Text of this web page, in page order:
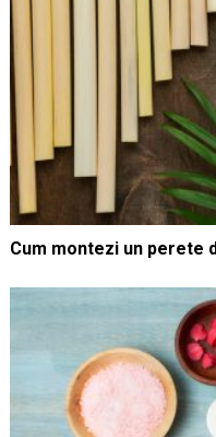
Cum montezi un perete